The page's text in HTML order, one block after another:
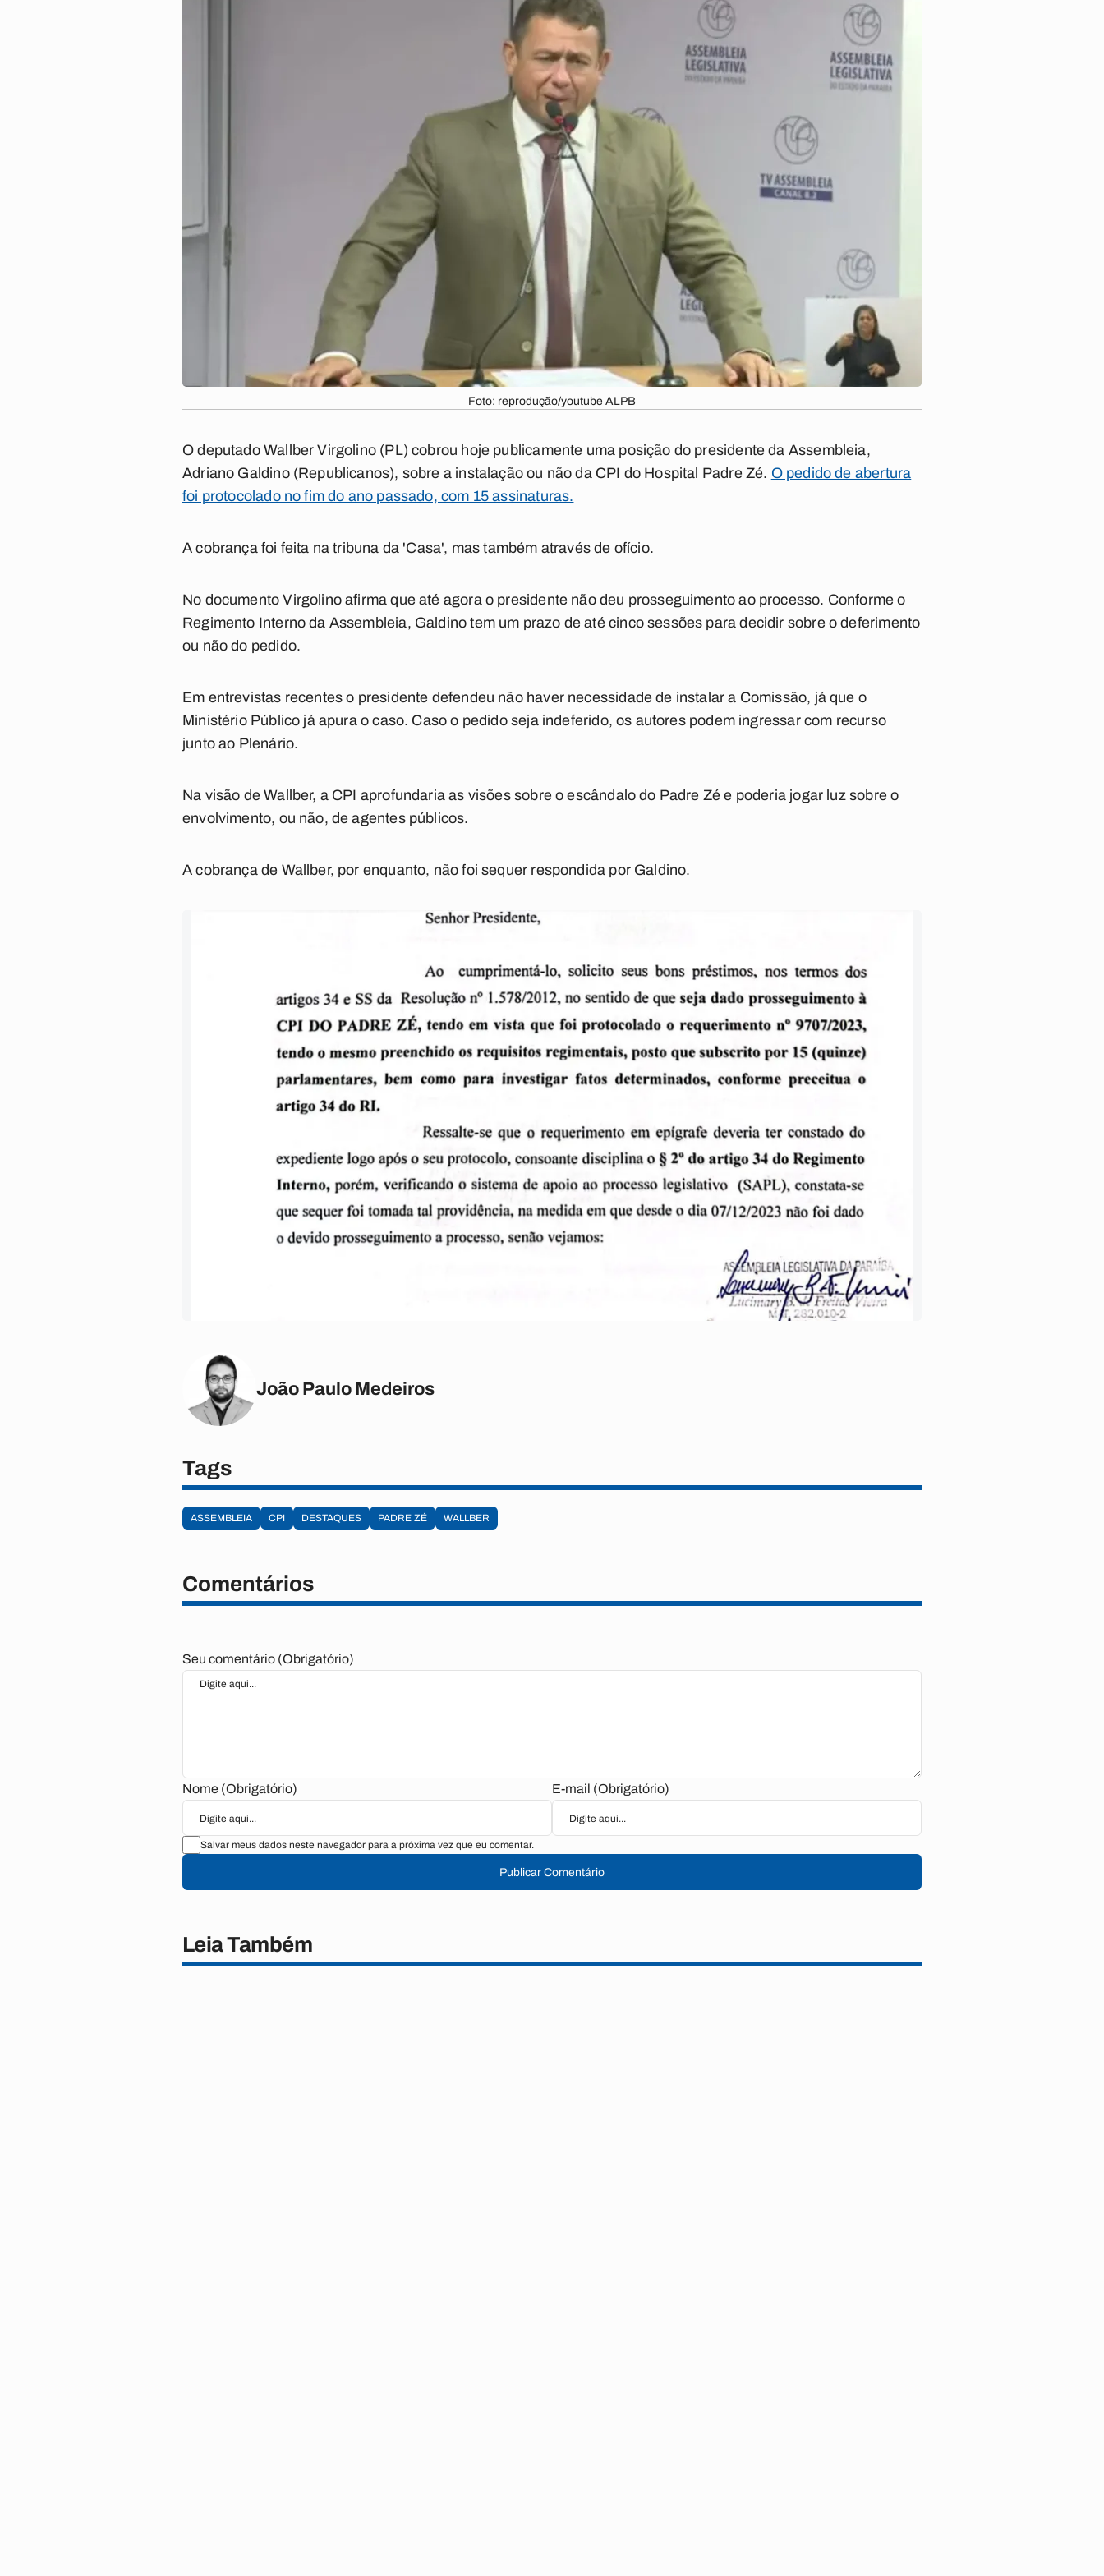
Foto: reprodução/youtube ALPB
O deputado Wallber Virgolino (PL) cobrou hoje publicamente uma posição do presidente da Assembleia,
Adriano Galdino (Republicanos), sobre a instalação ou não da CPI do Hospital Padre Zé. O pedido de abertura
foi protocolado no fim do ano passado, com 15 assinaturas.
A cobrança foi feita na tribuna da 'Casa', mas também através de ofício.
No documento Virgolino afirma que até agora o presidente não deu prosseguimento ao processo. Conforme o
Regimento Interno da Assembleia, Galdino tem um prazo de até cinco sessões para decidir sobre o deferimento
ou não do pedido.
Em entrevistas recentes o presidente defendeu não haver necessidade de instalar a Comissão, já que o
Ministério Público já apura o caso. Caso o pedido seja indeferido, os autores podem ingressar com recurso
junto ao Plenário.
Na visão de Wallber, a CPI aprofundaria as visões sobre o escândalo do Padre Zé e poderia jogar luz sobre o
envolvimento, ou não, de agentes públicos.
A cobrança de Wallber, por enquanto, não foi sequer respondida por Galdino.
João Paulo Medeiros
Tags
ASSEMBLEIA CPI DESTAQUES PADRE ZÉ WALLBER
Comentários
Seu comentário (Obrigatório)
Nome (Obrigatório) E-mail (Obrigatório)
Salvar meus dados neste navegador para a próxima vez que eu comentar.
Publicar Comentário
Leia Também